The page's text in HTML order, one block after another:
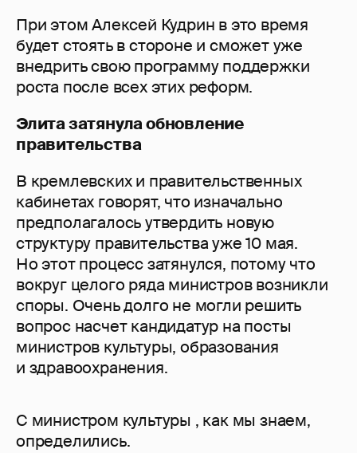
При этом Алексей Кудрин в это время
будет стоять в стороне и сможет уже
внедрить свою программу поддержки
роста после всех этих реформ.
Элита затянула обновление
правительства
В кремлевских и правительственных
кабинетах говорят, что изначально
предполагалось утвердить новую
структуру правительства уже 10 мая.
Но этот процесс затянулся, потому что
вокруг целого ряда министров возникли
споры. Очень долго не могли решить
вопрос насчет кандидатур на посты
министров культуры, образования
и здравоохранения.
С министром культуры , как мы знаем,
определились.